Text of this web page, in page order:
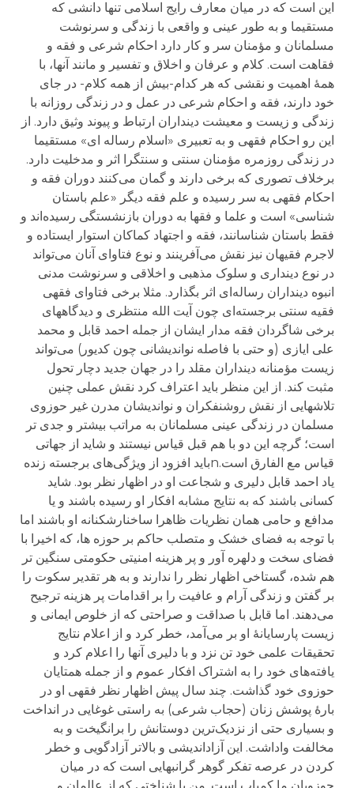
این است که در میان معارف رایج اسلامی تنها دانشی که
مستقیما و به طور عینی و واقعی با زندگی و سرنوشت
مسلمانان و مؤمنان سر و کار دارد احکام شرعی و فقه و
فقاهت است. کلام و عرفان و اخلاق و تفسیر و مانند آنها، با
همۀ اهمیت و نقشی که هر کدام-بیش از همه کلام- در جای
خود دارند، فقه و احکام شرعی در عمل و در زندگی روزانه با
زندگی و زیست و معیشت دینداران ارتباط و پیوند وثیق دارد. از
این رو احکام فقهی و به تعبیری «اسلام رساله ای» مستقیما
در زندگی روزمره مؤمنان سنتی و سنتگرا اثر و مدخلیت دارد.
برخلاف تصوری که برخی دارند و گمان می‌کنند دوران فقه و
احکام فقهی به سر رسیده و علم فقه دیگر «علم باستان
شناسی» است و علما و فقها به دوران بازنشستگی رسیده‌اند و
فقط باستان شناسانند، فقه و اجتهاد کماکان استوار ایستاده و
لاجرم فقیهان نیز نقش می‌آفرینند و نوع فتاوای آنان می‌تواند
در نوع دینداری و سلوک مذهبی و اخلاقی و سرنوشت مدنی
انبوه دینداران رساله‌ای اثر بگذارد. مثلا برخی فتاوای فقهی
فقیه سنتی برجسته‌ای چون آیت الله منتظری و دیدگاههای
برخی شاگردان فقه مدار ایشان از جمله احمد قابل و محمد
علی ایازی (و حتی با فاصله نواندیشانی چون کدیور) می‌تواند
زیست مؤمنانه دینداران مقلد را در جهان جدید دچار تحول
مثبت کند. از این منظر باید اعتراف کرد نقش عملی چنین
تلاشهایی از نقش روشنفکران و نواندیشان مدرن غیر حوزوی
مسلمان در زندگی عینی مسلمانان به مراتب بیشتر و جدی تر
است؛ گرچه این دو با هم قبل قیاس نیستند و شاید از جهاتی
قیاس مع الفارق است.nباید افزود از ویژگی‌های برجسته زنده
یاد احمد قابل دلیری و شجاعت او در اظهار نظر بود. شاید
کسانی باشند که به نتایج مشابه افکار او رسیده باشند و یا
مدافع و حامی همان نظریات ظاهرا ساخنارشکنانه او باشند اما
با توجه به فضای خشک و متصلب حاکم بر حوزه ها، که اخیرا با
فضای سخت و دلهره آور و پر هزینه امنیتی حکومتی سنگین تر
هم شده، گستاخی اظهار نظر را ندارند و به هر تقدیر سکوت را
بر گفتن و زندگی آرام و عافیت را بر اقدامات پر هزینه ترجیح
می‌دهند. اما قابل با صداقت و صراحتی که از خلوص ایمانی و
زیست پارسایانۀ او بر می‌آمد، خطر کرد و از اعلام نتایج
تحقیقات علمی خود تن نزد و با دلیری آنها را اعلام کرد و
یافته‌های خود را به اشتراک افکار عموم و از جمله همتایان
حوزوی خود گذاشت. چند سال پیش اظهار نظر فقهی او در
بارۀ پوشش زنان (حجاب شرعی) به راستی غوغایی در انداخت
و بسیاری حتی از نزدیک‌ترین دوستانش را برانگیخت و به
مخالفت واداشت. این آزاداندیشی و بالاتر آزادگویی و خطر
کردن در عرصه تفکر گوهر گرانبهایی است که در میان